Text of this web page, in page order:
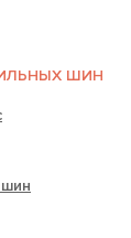
ШИН
шин